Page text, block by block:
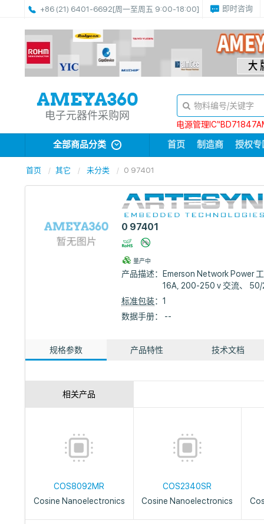
+86 (21) 6401-6692[周一至周五 9:00-18:00] 即时咨询
电子元器件采购网
电源管理
全部商品分类 首页 制造商 授权专
首页 其它 未分类 0 97401
0 97401
量产中
产品描述：
Emerson Network Power
16A, 200-250 v 交流、
标准包装：1
数据手册： --
规格参数 产品特性 技术文档
相关产品
COS8092MR
Cosine Nanoelectronics
COS2340SR
Cosine Nanoelectronics